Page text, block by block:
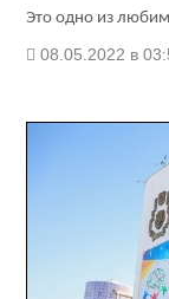
Это одно из
08.05.2022 в